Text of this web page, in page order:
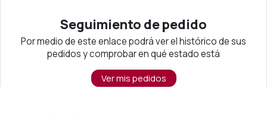
Seguimiento de pedido
Por medio de este enlace podrá ver el histórico de sus
pedidos y comprobar en qué estado está
Ver mis pedidos